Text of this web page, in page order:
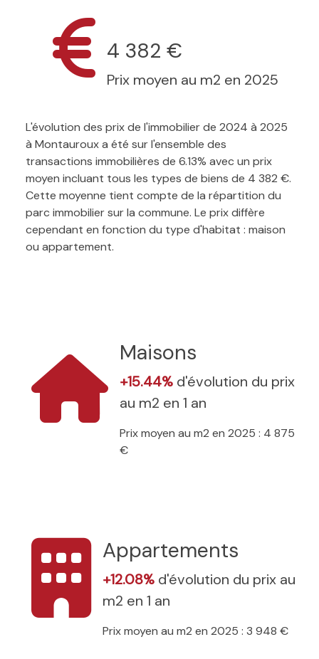
4 382 €
Prix moyen au m2 en 2025
L'évolution des prix de l'immobilier de 2024 à 2025
à Montauroux a été sur l'ensemble des
transactions immobilières de 6.13% avec un prix
moyen incluant tous les types de biens de 4 382 €.
Cette moyenne tient compte de la répartition du
parc immobilier sur la commune. Le prix diffère
cependant en fonction du type d'habitat : maison
ou appartement.
Maisons
+15.44% d'évolution du prix
au m2 en 1 an
Prix moyen au m2 en 2025 : 4 875
€
Appartements
+12.08% d'évolution du prix au
m2 en 1 an
Prix moyen au m2 en 2025 : 3 948 €